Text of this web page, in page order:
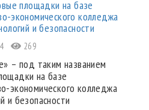
269
– под таким названием
на базе
экономического колледжа
и безопасности